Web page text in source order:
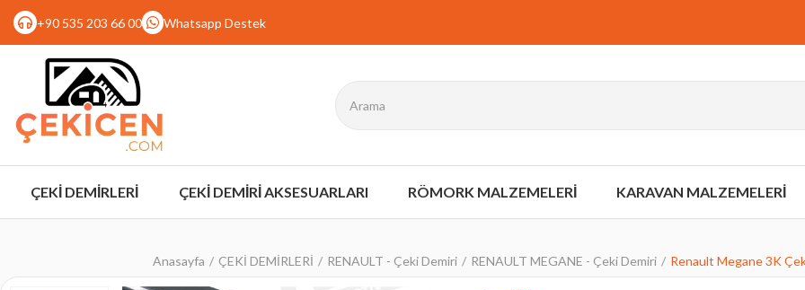
+90 535 203 66 00 Whatsapp Destek
ÇEKİ DEMİRLERİ ÇEKİ DEMİRİ AKSESUARLARI RÖMORK MALZEMELERİ KARAVAN MALZEMELERİ
Anasayfa ÇEKİ DEMİRLERİ RENAULT - Çeki Demiri RENAULT MEGANE - Çeki Demiri Renault Megane 3K